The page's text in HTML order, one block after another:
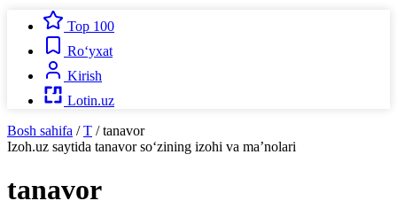
Top 100
Ro‘yxat
Kirish
Lotin.uz
Bosh sahifa / T / tanavor
Izoh.uz saytida tanavorso‘zining izohi va ma’nolari
tanavor